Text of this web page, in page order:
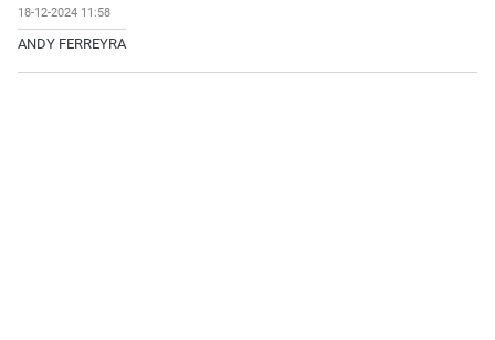
18-12-2024 11:58
ANDY FERREYRA